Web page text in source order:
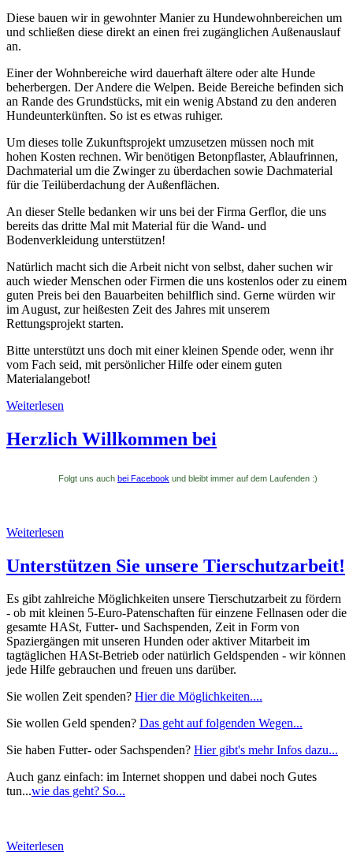
Diese bauen wir in gewohnter Manier zu Hundewohnbereichen um
und schließen diese direkt an einen frei zugänglichen Außenauslauf
an.
Einer der Wohnbereiche wird dauerhaft ältere oder alte Hunde
beherbergen. Der Andere die Welpen. Beide Bereiche befinden sich
an Rande des Grundstücks, mit ein wenig Abstand zu den anderen
Hundeunterkünften. So ist es etwas ruhiger.
Um dieses tolle Zukunftsprojekt umzusetzen müssen noch mit
hohen Kosten rechnen. Wir benötigen Betonpflaster, Ablaufrinnen,
Dachmaterial um die Zwinger zu überdachen sowie Dachmaterial
für die Teilüberdachung der Außenflächen.
An dieser Stelle bedanken wir uns bei der Firma Gerflor, die uns
bereits das dritte Mal mit Material für die Wand- und
Bodenverkleidung unterstützen!
Natürlich macht sich die Arbeit nicht von selbst, daher suchen wir
auch wieder Menschen oder Firmen die uns kostenlos oder zu einem
guten Preis bei den Bauarbeiten behilflich sind. Gerne würden wir
im August, zur heißesten Zeit des Jahres mit unserem
Rettungsprojekt starten.
Bitte unterstützt uns doch mit einer kleinen Spende oder, wenn ihr
vom Fach seid, mit persönlicher Hilfe oder einem guten
Materialangebot!
Weiterlesen
Herzlich Willkommen bei
Folgt uns auch bei Facebook und bleibt immer auf dem Laufenden :)
Weiterlesen
Unterstützen Sie unsere Tierschutzarbeit!
Es gibt zahlreiche Möglichkeiten unsere Tierschutzarbeit zu fördern
- ob mit kleinen 5-Euro-Patenschaften für einzene Fellnasen oder die
gesamte HASt, Futter- und Sachspenden, Zeit in Form von
Spaziergängen mit unseren Hunden oder aktiver Mitarbeit im
tagtäglichen HASt-Betrieb oder natürlich Geldspenden - wir können
jede Hilfe gebrauchen und freuen uns darüber.
Sie wollen Zeit spenden? Hier die Möglichkeiten....
Sie wollen Geld spenden? Das geht auf folgenden Wegen...
Sie haben Futter- oder Sachspenden? Hier gibt's mehr Infos dazu...
Auch ganz einfach: im Internet shoppen und dabei noch Gutes
tun...wie das geht? So...
Weiterlesen